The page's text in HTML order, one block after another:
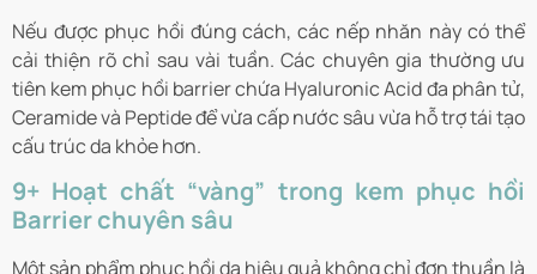
Nếu được phục hồi đúng cách, các nếp nhăn này có thể
cải thiện rõ chỉ sau vài tuần. Các chuyên gia thường ưu
tiên kem phục hồi barrier chứa Hyaluronic Acid đa phân tử,
Ceramide và Peptide để vừa cấp nước sâu vừa hỗ trợ tái tạo
cấu trúc da khỏe hơn.
9+ Hoạt chất “vàng” trong kem phục hồi
Barrier chuyên sâu
Một sản phẩm phục hồi da hiệu quả không chỉ đơn thuần là